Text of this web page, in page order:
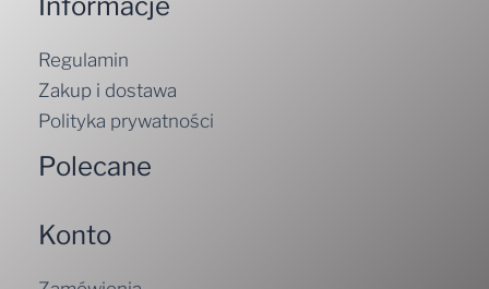
Regulamin
Zakup i dostawa
Polityka prywatności
Polecane
Konto
Zamówienia